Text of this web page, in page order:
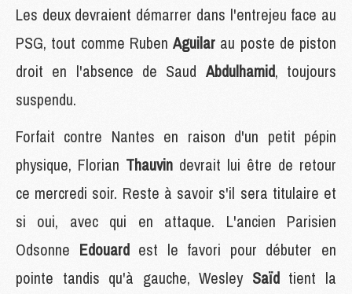
Les deux devraient démarrer dans l'entrejeu face au
PSG, tout comme Ruben Aguilar au poste de piston
droit en l'absence de Saud Abdulhamid, toujours
suspendu.
Forfait contre Nantes en raison d'un petit pépin
physique, Florian Thauvin devrait lui être de retour
ce mercredi soir. Reste à savoir s'il sera titulaire et
si oui, avec qui en attaque. L'ancien Parisien
Odsonne Edouard est le favori pour débuter en
pointe tandis qu'à gauche, Wesley Saïd tient la